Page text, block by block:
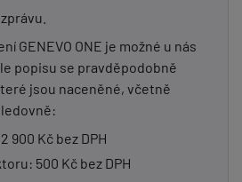
GENEVO ONE je možné u nás
popisu se pravděpodobně
jsou naceněné, včetně
900 Kč bez DPH
500 Kč bez DPH